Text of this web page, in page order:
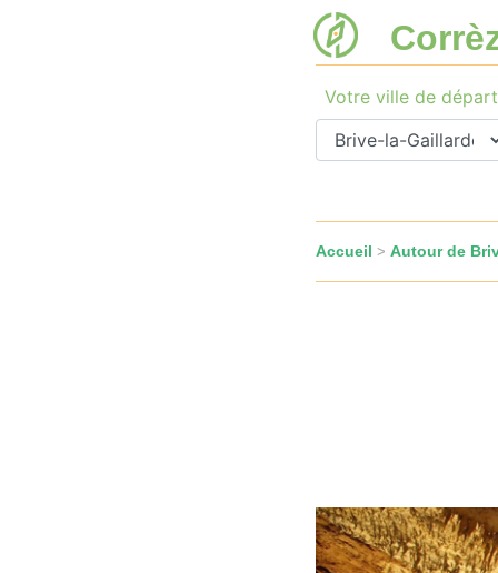
Votre ville de départ
Accueil > Autour de